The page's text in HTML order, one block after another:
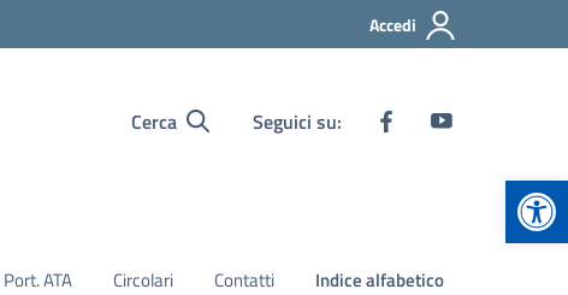
Accedi
Cerca Seguici su:
Port. ATA Circolari Contatti Indice alfabetico